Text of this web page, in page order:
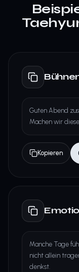
Guten Abend
Machen wir
Kopieren
Manche Tage
nicht allein
denkst.